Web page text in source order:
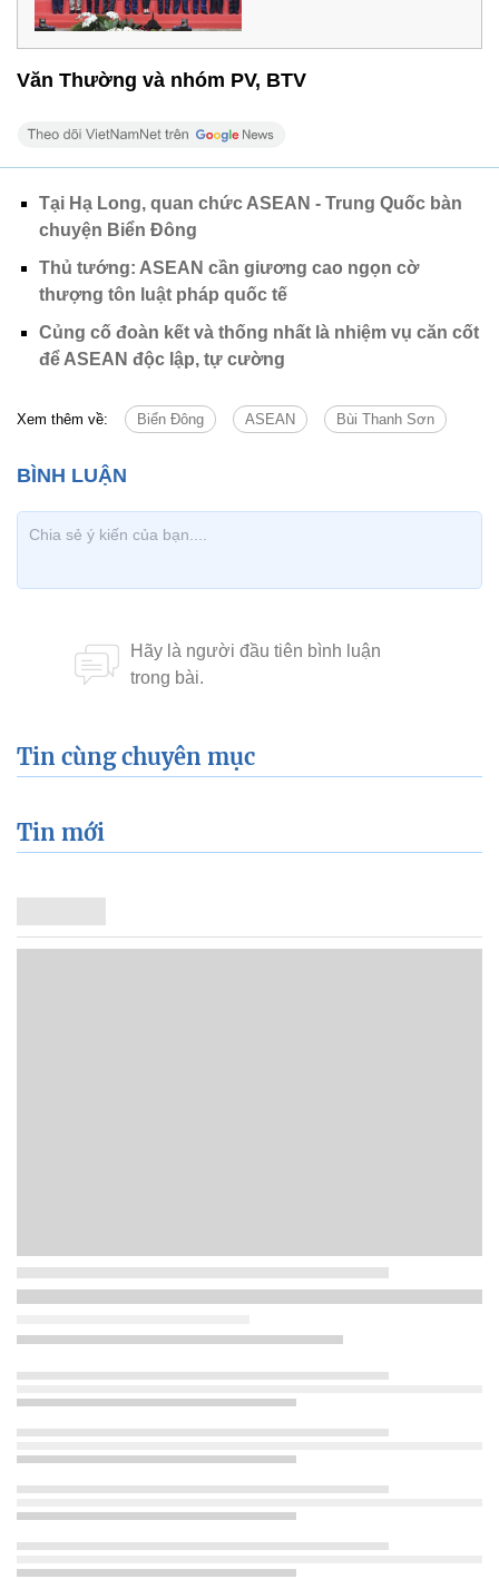
Văn Thường và nhóm PV, BTV
Tại Hạ Long, quan chức ASEAN - Trung Quốc bàn
chuyện Biển Đông
Thủ tướng: ASEAN cần giương cao ngọn cờ
thượng tôn luật pháp quốc tế
Củng cố đoàn kết và thống nhất là nhiệm vụ căn cốt
để ASEAN độc lập, tự cường
Xem thêm về: Biển Đông ASEAN Bùi Thanh Sơn
Tin cùng chuyên mục
Tin mới